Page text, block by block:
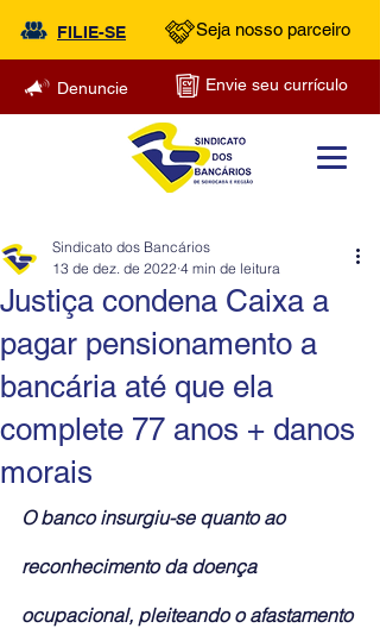
FILIE-SE Seja nosso parceiro
Denuncie Envie seu currículo
Justiça condena Caixa a
pagar pensionamento a
bancária até que ela
complete 77 anos + danos
morais
Sindicato dos Bancários
13 de dez. de 2022 4 min de leitura
O banco insurgiu-se quanto ao
reconhecimento da doença
ocupacional, pleiteando o afastamento